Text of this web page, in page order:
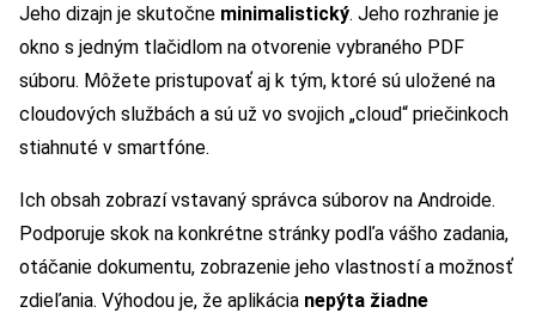
Jeho dizajn je skutočne minimalistický. Jeho rozhranie je
okno s jedným tlačidlom na otvorenie vybraného PDF
súboru. Môžete pristupovať aj k tým, ktoré sú uložené na
cloudových službách a sú už vo svojich „cloud“ priečinkoch
stiahnuté v smartfóne.
Ich obsah zobrazí vstavaný správca súborov na Androide.
Podporuje skok na konkrétne stránky podľa vášho zadania,
otáčanie dokumentu, zobrazenie jeho vlastností a možnosť
zdieľania. Výhodou je, že aplikácia nepýta žiadne